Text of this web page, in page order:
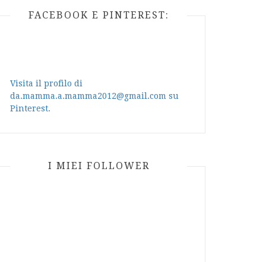
FACEBOOK E PINTEREST:
Visita il profilo di
da.mamma.a.mamma2012@gmail.com su
Pinterest.
I MIEI FOLLOWER